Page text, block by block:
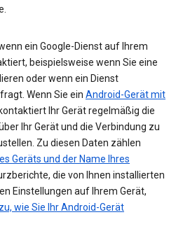
ein Google-Dienst auf Ihrem
beispielsweise wenn Sie eine
oder wenn ein Dienst
Wenn Sie ein Android-Gerät mit
Ihr Gerät regelmäßig die
Ihr Gerät und die Verbindung zu
Zu diesen Daten zählen
Geräts und der Name Ihres
die von Ihnen installierten
Einstellungen auf Ihrem Gerät,
wie Sie Ihr Android-Gerät